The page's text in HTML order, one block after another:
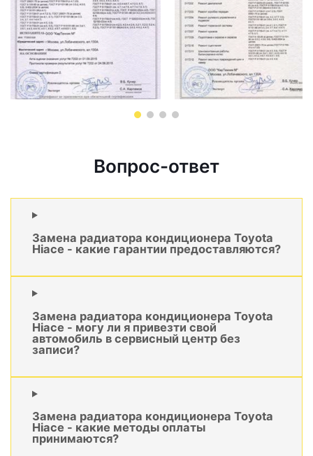
Вопрос-ответ
Замена радиатора кондиционера Toyota
Hiace - какие гарантии предоставляются?
Замена радиатора кондиционера Toyota
Hiace - могу ли я привезти свой
автомобиль в сервисный центр без
записи?
Замена радиатора кондиционера Toyota
Hiace - какие методы оплаты
принимаются?